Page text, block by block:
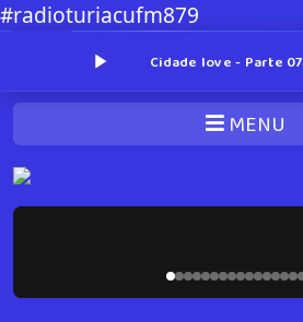
#radioturiacufm879
Cidade love - Parte 07
MENU